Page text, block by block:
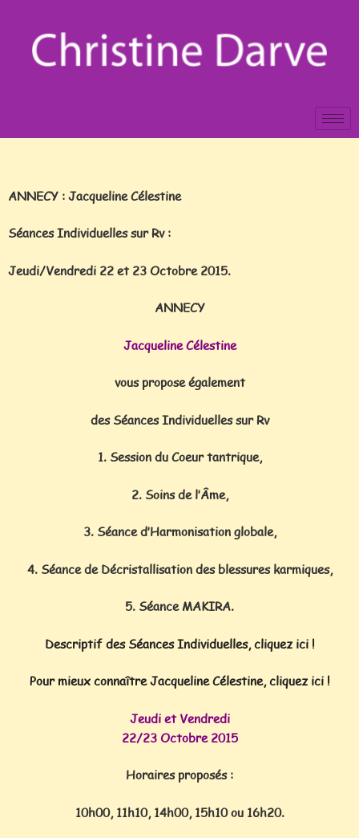
ANNECY : Jacqueline Célestine
Séances Individuelles sur Rv :
Jeudi/Vendredi 22 et 23 Octobre 2015.
ANNECY
Jacqueline Célestine
vous propose également
des Séances Individuelles sur Rv
1. Session du Coeur tantrique,
2. Soins de l’Âme,
3. Séance d’Harmonisation globale,
4. Séance de Décristallisation des blessures karmiques,
5. Séance MAKIRA.
Descriptif des Séances Individuelles, cliquez ici !
Pour mieux connaître Jacqueline Célestine, cliquez ici !
Jeudi et Vendredi
22/23 Octobre 2015
Horaires proposés :
10h00, 11h10, 14h00, 15h10 ou 16h20.